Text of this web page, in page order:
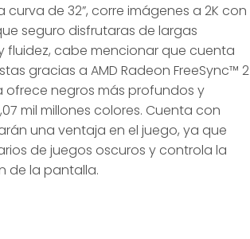
de 32”, corre imágenes a 2K con
seguro disfrutaras de largas
cabe mencionar que cuenta
gracias a AMD Radeon FreeSync™ 2
ofrece negros más profundos y
mil millones colores. Cuenta con
una ventaja en el juego, ya que
de juegos oscuros y controla la
de la pantalla.